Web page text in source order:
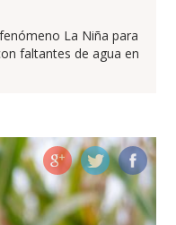
La Niña para
faltantes de agua en